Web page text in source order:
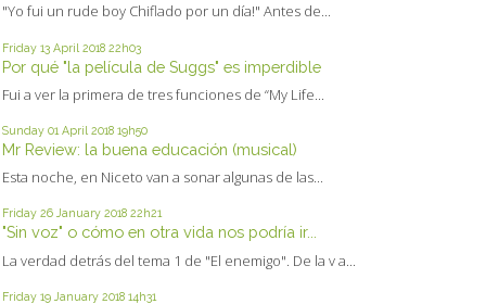
"Yo fui un rude boy Chiflado por un día!" Antes de...
Friday 13 April 2018 22h03
Por qué "la película de Suggs" es imperdible
Fui a ver la primera de tres funciones de “My Life...
Sunday 01 April 2018 19h50
Mr Review: la buena educación (musical)
Esta noche, en Niceto van a sonar algunas de las...
Friday 26 January 2018 22h21
"Sin voz" o cómo en otra vida nos podría ir...
La verdad detrás del tema 1 de "El enemigo". De la v a...
Friday 19 January 2018 14h31